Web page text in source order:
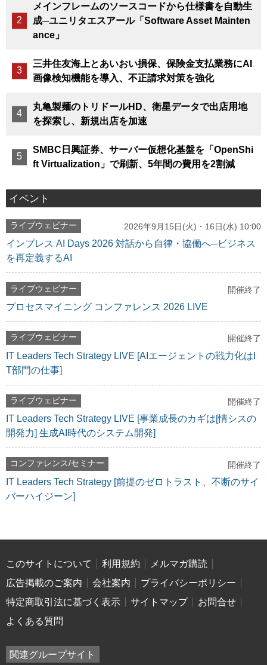
メインフレームのソースコードから仕様書を自動生
成─ユニリタエスアール「Software Asset Mainten
ance」
三井住友海上とあいおい損保、保険金支払業務にAI
画像検知機能を導入、不正請求対策を強化
丸亀製麺のトリドールHD、衛星データで出店用地
を探索し、新規出店を加速
SMBC日興証券、サーバー仮想化基盤を「OpenShi
ft Virtualization」で刷新、5年間の費用を2割減
イベント
ライブウェビナー 2026年9月15日(火)・16日(水) 10:00
インプレス AI Days 2026 対話から自律・協働へ─ビジネス
を再定義するAI
ライブウェビナー 開催終了
プロセスマイニング コンファレンス 2026 LIVE
ライブウェビナー 開催終了
IT Leaders Tech Strategy LIVE [AIエージェントの戦力化はI
T部門の仕事]
ライブウェビナー 開催終了
IT Leaders Tech Strategy LIVE [事業成長のカギは[情シスの
開発力] 生成AI時代のシステム開発]
コンファレンス/セミナー 開催終了
IT Leaders Tech Strategy [前提のゼロトラスト、不断のサイ
バーハイジーン]
このサイトについて 利用規約
メルマガ購読
広告掲載のご案内
会社案内
プライバシーポリシー
特定商取引法に基づく表示
サイトマップ
お問合せ
よくある質問
関連グループサイト